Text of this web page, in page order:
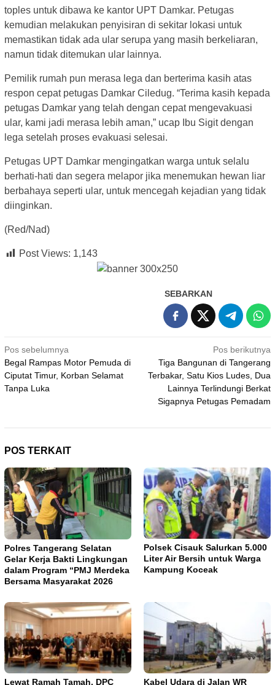
toples untuk dibawa ke kantor UPT Damkar. Petugas
kemudian melakukan penyisiran di sekitar lokasi untuk
memastikan tidak ada ular serupa yang masih berkeliaran,
namun tidak ditemukan ular lainnya.
Pemilik rumah pun merasa lega dan berterima kasih atas
respon cepat petugas Damkar Ciledug. “Terima kasih kepada
petugas Damkar yang telah dengan cepat mengevakuasi
ular, kami jadi merasa lebih aman,” ucap Ibu Sigit dengan
lega setelah proses evakuasi selesai.
Petugas UPT Damkar mengingatkan warga untuk selalu
berhati-hati dan segera melapor jika menemukan hewan liar
berbahaya seperti ular, untuk mencegah kejadian yang tidak
diinginkan.
(Red/Nad)
Post Views: 1,143
SEBARKAN
Navigasi
pos
Pos sebelumnya
Begal Rampas Motor Pemuda di
Ciputat Timur, Korban Selamat
Tanpa Luka
Pos berikutnya
Tiga Bangunan di Tangerang
Terbakar, Satu Kios Ludes, Dua
Lainnya Terlindungi Berkat
Sigapnya Petugas Pemadam
POS TERKAIT
Polres Tangerang Selatan
Gelar Kerja Bakti Lingkungan
dalam Program “PMJ Merdeka
Bersama Masyarakat 2026
Polsek Cisauk Salurkan 5.000
Liter Air Bersih untuk Warga
Kampung Koceak
Lewat Ramah Tamah, DPC Kabel Udara di Jalan WR